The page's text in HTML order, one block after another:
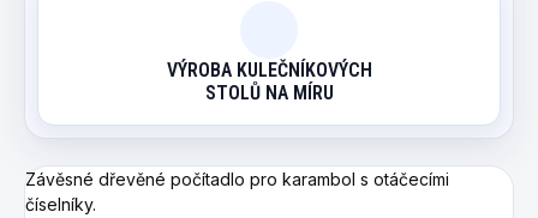
VÝROBA KULEČNÍKOVÝCH
STOLŮ NA MÍRU
Závěsné dřevěné počítadlo pro karambol s otáčecími
číselníky.